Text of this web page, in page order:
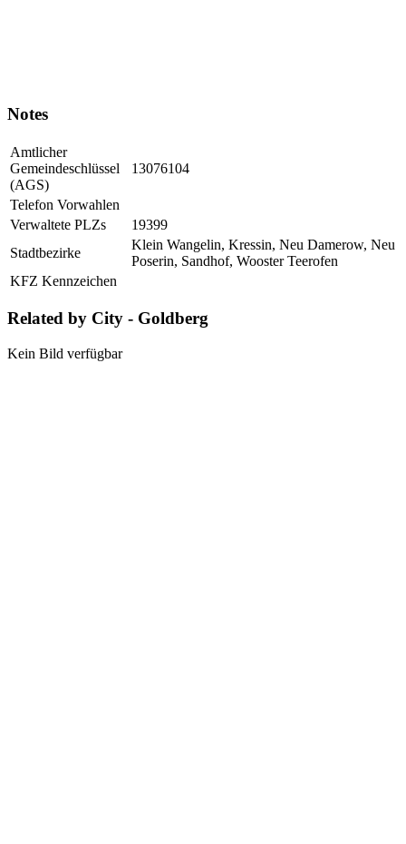
Notes
Amtlicher
Gemeindeschlüssel
(AGS)
13076104
Telefon Vorwahlen
Verwaltete PLZs
19399
Stadtbezirke
Klein Wangelin, Kressin, Neu Damerow, Neu
Poserin, Sandhof, Wooster Teerofen
KFZ Kennzeichen
Related by City - Goldberg
Kein Bild verfügbar